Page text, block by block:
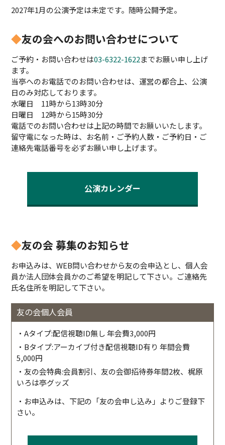
2027年1月の公演予定は未定です。随時公開予定。
◆友の会へのお問い合わせについて
ご予約・お問い合わせは03-6322-1622までお願い申し上げ
ます。
当亭へのお電話でのお問い合わせは、運営の都合上、公演
日のみ対応しております。
水曜日 11時から13時30分
日曜日 12時から15時30分
電話でのお問い合わせは上記の時間でお願いいたします。
留守電になった時は、お名前・ご予約人数・ご予約日・ご
連絡先電話番号を必ずお願い申し上げます。
公演カレンダー
◆友の会 募集のお知らせ
お申込みは、WEB問い合わせから友の会申込とし、個人会
員か法人団体会員かのご希望を明記して下さい。ご連絡先
氏名住所を明記して下さい。
友の会個人会員
・Aタイプ:配信視聴ID無し 年会費3,000円
・Bタイプ:アーカイブ付き配信視聴ID有り 年間会費
5,000円
・友の会特典:会員割引、友の会御招待券年間2枚、梶原
いろは亭グッズ
・お申込みは、下記の「友の会申し込み」よりご登録下
さい。